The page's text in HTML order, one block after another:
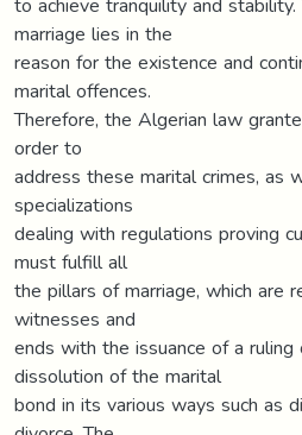
marriage lies in the
reason for the existence and
marital offences.
Therefore, the Algerian law
order to
address these marital crimes, as
specializations
dealing with regulations proving
must fulfill all
the pillars of marriage, which are
witnesses and
ends with the issuance of a
dissolution of the marital
bond in its various ways such as